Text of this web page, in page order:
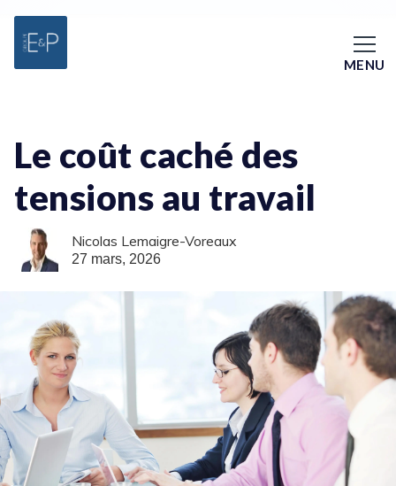
MENU
Le coût caché des
tensions au travail
Nicolas Lemaigre-Voreaux
27 mars, 2026